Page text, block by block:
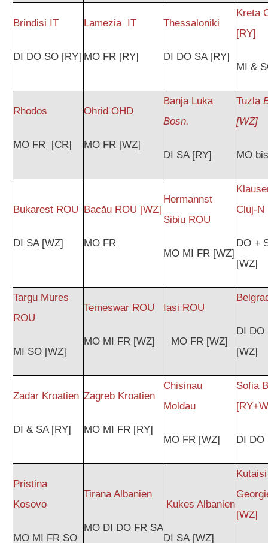
Brindisi IT
DI DO SO [RY]
Lamezia IT
MO FR [RY]
Thessaloniki
DI DO SA [RY]
Kreta
[RY]
MI &
Rhodos
MO FR [CR]
Ohrid OHD
MO FR [WZ]
Banja Luka
Bosn.
DI SA [RY]
Tuzla
[WZ]
MO
Bukarest ROU
DI SA [WZ]
Bacău ROU [WZ]
MO FR
Hermannst
Sibiu ROU
MO MI FR [WZ]
Cluj-N
DO +
[WZ]
Targu Mures
ROU
MI SO [WZ]
Temeswar ROU
MO MI FR [WZ]
Iasi ROU
MO FR [WZ]
DI DO
[WZ]
Zadar Kroatien
DI & SA [RY]
Zagreb Kroatien
MO MI FR [RY]
Chisinau
Moldau
MO FR [WZ]
Sofia
DI DO
Pristina
Kosovo
MO MI FR SO
Tirana Albanien
MO DI DO FR SA
Kukes Albanien
DI SA [WZ]
Kutaisi
[WZ]